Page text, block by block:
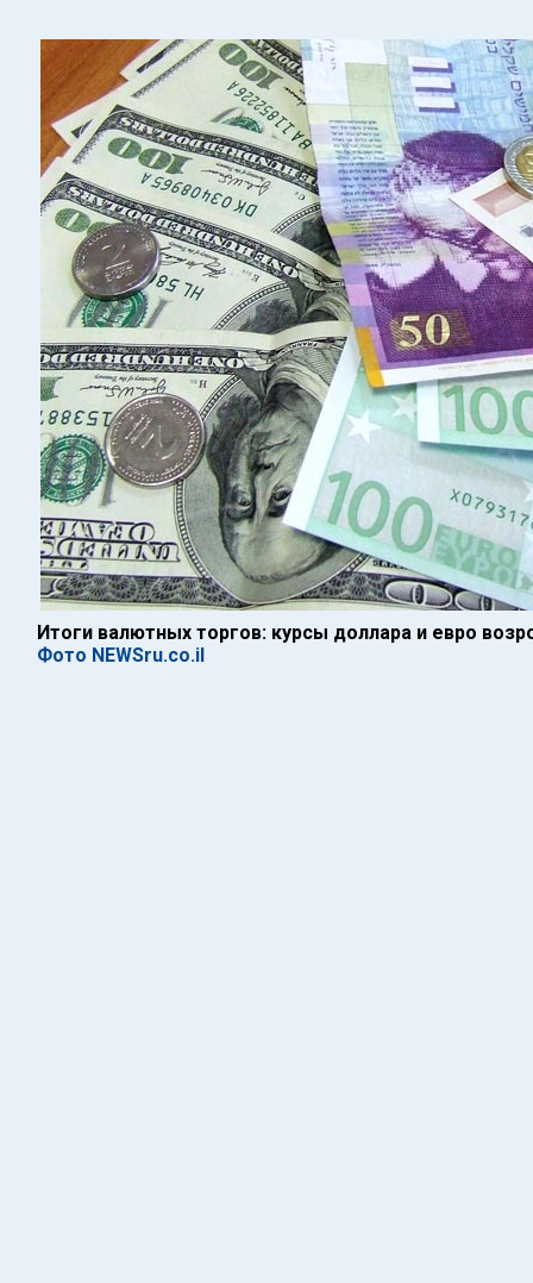
Итоги валютных торгов: курсы доллара и евро
Фото NEWSru.co.il